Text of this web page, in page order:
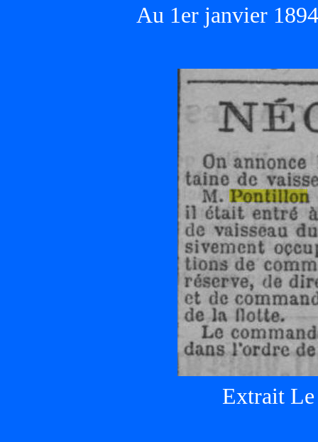
Au 1er janvier
Extrait Le